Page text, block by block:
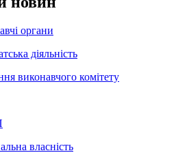
органи
діяльність
виконавчого комітету
власність